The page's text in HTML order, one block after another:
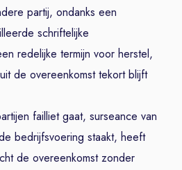
partij, ondanks een
schriftelijke
redelijke termijn voor herstel,
de overeenkomst tekort blijft
failliet gaat, surseance van
bedrijfsvoering staakt, heeft
de overeenkomst zonder